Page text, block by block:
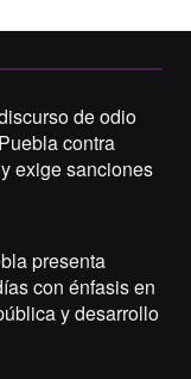
de odio
contra
exige sanciones
presenta
con énfasis en
y desarrollo